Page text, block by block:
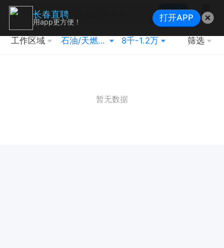
搜索
地图
工作区域 石油/天燃气/储运 8千-1.2万 筛选
暂无数据
长春直聘
用app更方便！ 打开APP